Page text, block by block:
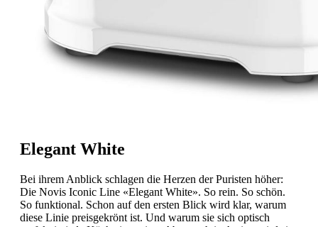
Elegant White
Bei ihrem Anblick schlagen die Herzen der Puristen höher:
Die Novis Iconic Line «Elegant White». So rein. So schön.
So funktional. Schon auf den ersten Blick wird klar, warum
diese Linie preisgekrönt ist. Und warum sie sich optisch